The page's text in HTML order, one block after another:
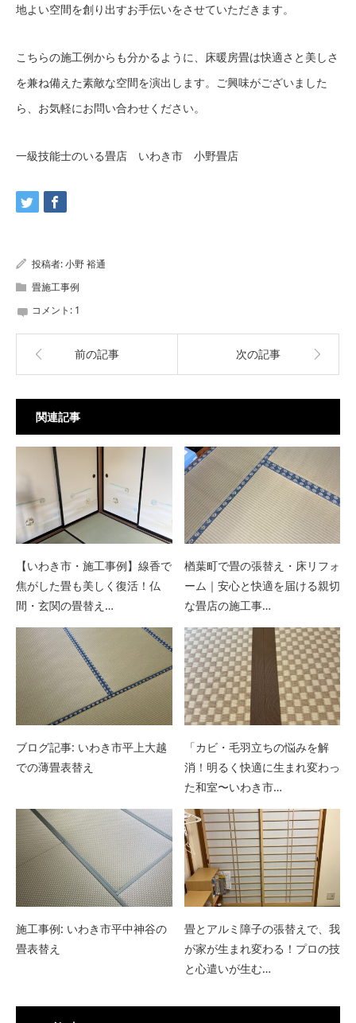
地よい空間を創り出すお手伝いをさせていただきます。
こちらの施工例からも分かるように、床暖房畳は快適さと美しさ
を兼ね備えた素敵な空間を演出します。ご興味がございました
ら、お気軽にお問い合わせください。
一級技能士のいる畳店 いわき市 小野畳店
投稿者:小野 裕通
畳施工事例
コメント: 1
前の記事 次の記事
関連記事
【いわき市・施工事例】線香で
焦がした畳も美しく復活！仏
間・玄関の畳替え…
楢葉町で畳の張替え・床リフォ
ーム｜安心と快適を届ける親切
な畳店の施工事…
ブログ記事: いわき市平上大越
での薄畳表替え
「カビ・毛羽立ちの悩みを解
消！明るく快適に生まれ変わっ
た和室〜いわき市…
施工事例: いわき市平中神谷の
畳表替え
畳とアルミ障子の張替えで、我
が家が生まれ変わる！プロの技
と心遣いが生む…